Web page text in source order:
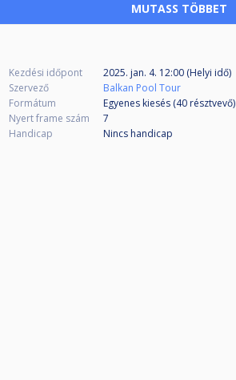
MUTASS TÖBBET
Kezdési időpont
2025. jan. 4. 12:00 (Helyi idő)
Szervező
Balkan Pool Tour
Formátum
Egyenes kiesés (40 résztvevő)
Nyert frame szám
7
Handicap
Nincs handicap